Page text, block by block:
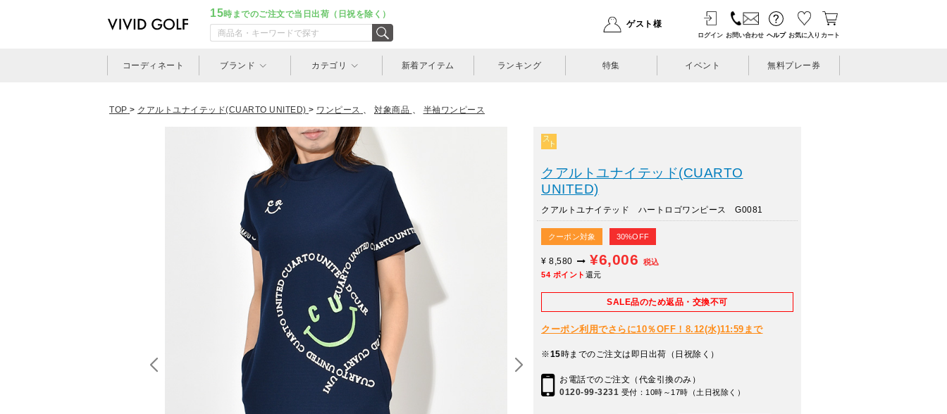
15時までのご注文で当日出荷（日祝を除く）
ゲスト様
ログイン お問い合わせ ヘルプ お気に入り カート
コーディネート ブランド カテゴリ 新着アイテム ランキング 特集 イベント 無料プレー券
TOP > クアルトユナイテッド(CUARTO UNITED) > ワンピース 、 対象商品 、 半袖ワンピース
クアルトユナイテッド(CUARTO
UNITED)
クアルトユナイテッド ハートロゴワンピース G0081
クーポン対象 30%OFF
¥ 8,580 ¥6,006
税込
54 ポイント 還元
SALE品のため返品・交換不可
クーポン利用でさらに10％OFF！8.12(水)11:59まで
※15時までのご注文は即日出荷（日祝除く）
お電話でのご注文（代金引換のみ）
0120-99-3231 受付：10時～17時（土日祝除く）